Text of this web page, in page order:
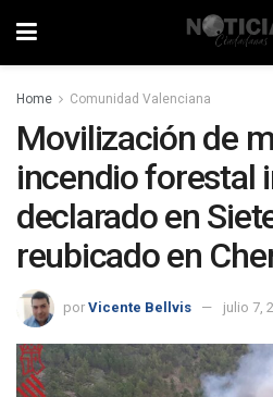
Home Comunidad Valenciana
Movilización de
incendio forestal
declarado en
reubicado en
por Vicente Bellvis julio 7,